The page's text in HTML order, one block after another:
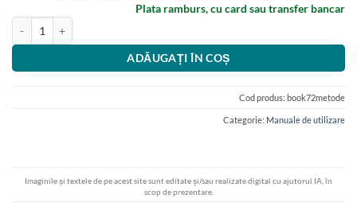
Plata ramburs, cu card sau transfer bancar
ADĂUGAȚI ÎN COȘ
Cod produs: book72metode
Categorie: Manuale de utilizare
Imaginile și textele de pe acest site sunt editate și/sau realizate digital cu ajutorul IA, în
scop de prezentare.